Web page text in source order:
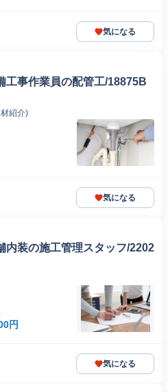
気になる
工事作業員の配管工/18875B
紹介)
気になる
内装の施工管理スタッフ/2202
円
気になる